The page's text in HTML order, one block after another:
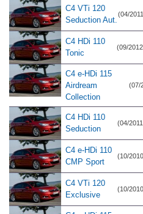
C4 VTi 120
Seduction Aut.
(04/
C4 HDi 110
Tonic
(09/
C4 e-HDi 115
Airdream
Collection
(07/
C4 HDi 110
Seduction
(04/
C4 e-HDi 110
CMP Sport
(10/
C4 VTi 120
Exclusive
(10/